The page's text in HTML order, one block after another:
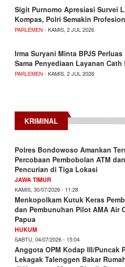
Sigit Purnomo Apresiasi Survei
Kompas, Polri Semakin
PARLEMEN - KAMIS, 2 JUL 2026
Irma Suryani Minta BPJS Perluas
Sama Penyediaan Layanan Cath
PARLEMEN - KAMIS, 2 JUL 2026
KRIMINAL
Polres Bondowoso Amankan
Percobaan Pembobolan ATM dan
Pencurian di Tiga Lokasi
JAWA TIMUR
KAMIS, 30/07/2026 - 11:28
Menkopolkam Kutuk Keras
dan Pembunuhan Pilot AMA Air
Papua
HUKUM
SABTU, 04/07/2026 - 15:04
Anggota OPM Kodap III/Puncak
Lekagak Talenggen Bakar